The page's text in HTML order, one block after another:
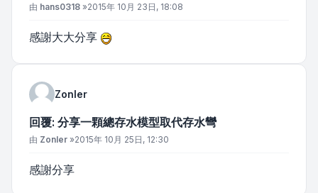
文章
由 hans0318 »2015年 10月 23日, 18:08
感謝大大分享
Zonler
回覆: 分享一顆總存水模型取代存水彎
文章
由 Zonler »2015年 10月 25日, 12:30
感謝分享